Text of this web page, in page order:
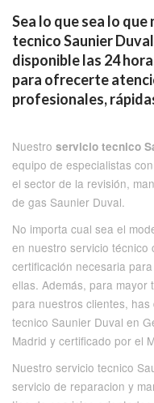
Sea lo que sea lo
tecnico Saunier
disponible las 24
para ofrecerte
profesionales,
Nuestro servicio tecnico
equipo de especialistas
el sector de la revisión,
de gas Saunier Duval.
No importa cual sea el
en nuestro servicio técnico
certificación necesaria
ellas. Además, para mayor
para nuestros clientes,
tecnico Saunier Duval en
Madrid y certificado por el
Nuestro servicio tecnico
servicio de reparacion y